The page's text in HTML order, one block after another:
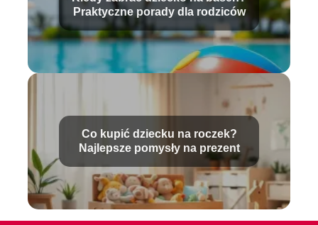
Praktyczne porady dla rodziców
Co kupić dziecku na roczek?
Najlepsze pomysły na prezent